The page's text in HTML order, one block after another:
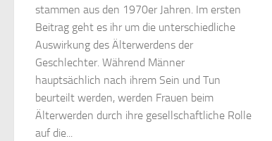
stammen aus den 1970er Jahren. Im ersten
Beitrag geht es ihr um die unterschiedliche
Auswirkung des Älterwerdens der
Geschlechter. Während Männer
hauptsächlich nach ihrem Sein und Tun
beurteilt werden, werden Frauen beim
Älterwerden durch ihre gesellschaftliche Rolle
auf die...